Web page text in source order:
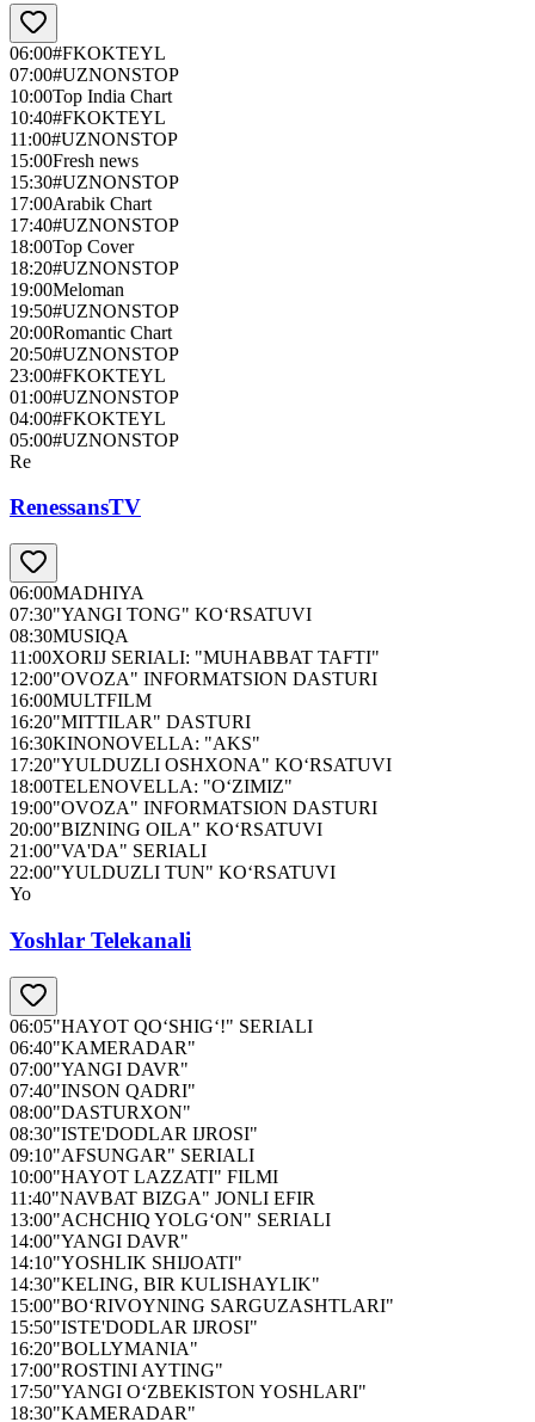
06:00#FKOKTEYL
07:00#UZNONSTOP
10:00Top India Chart
10:40#FKOKTEYL
11:00#UZNONSTOP
15:00Fresh news
15:30#UZNONSTOP
17:00Arabik Chart
17:40#UZNONSTOP
18:00Top Cover
18:20#UZNONSTOP
19:00Meloman
19:50#UZNONSTOP
20:00Romantic Chart
20:50#UZNONSTOP
23:00#FKOKTEYL
01:00#UZNONSTOP
04:00#FKOKTEYL
05:00#UZNONSTOP
Re
RenessansTV
06:00MADHIYA
07:30"YANGI TONG" KO‘RSATUVI
08:30MUSIQA
11:00XORIJ SERIALI: "MUHABBAT TAFTI"
12:00"OVOZA" INFORMATSION DASTURI
16:00MULTFILM
16:20"MITTILAR" DASTURI
16:30KINONOVELLA: "AKS"
17:20"YULDUZLI OSHXONA" KO‘RSATUVI
18:00TELENOVELLA: "O‘ZIMIZ"
19:00"OVOZA" INFORMATSION DASTURI
20:00"BIZNING OILA" KO‘RSATUVI
21:00"VA'DA" SERIALI
22:00"YULDUZLI TUN" KO‘RSATUVI
Yo
Yoshlar Telekanali
06:05"HAYOT QO‘SHIG‘!" SERIALI
06:40"KAMERADAR"
07:00"YANGI DAVR"
07:40"INSON QADRI"
08:00"DASTURXON"
08:30"ISTE'DODLAR IJROSI"
09:10"AFSUNGAR" SERIALI
10:00"HAYOT LAZZATI" FILMI
11:40"NAVBAT BIZGA" JONLI EFIR
13:00"ACHCHIQ YOLG‘ON" SERIALI
14:00"YANGI DAVR"
14:10"YOSHLIK SHIJOATI"
14:30"KELING, BIR KULISHAYLIK"
15:00"BO‘RIVOYNING SARGUZASHTLARI"
15:50"ISTE'DODLAR IJROSI"
16:20"BOLLYMANIA"
17:00"ROSTINI AYTING"
17:50"YANGI O‘ZBEKISTON YOSHLARI"
18:30"KAMERADAR"